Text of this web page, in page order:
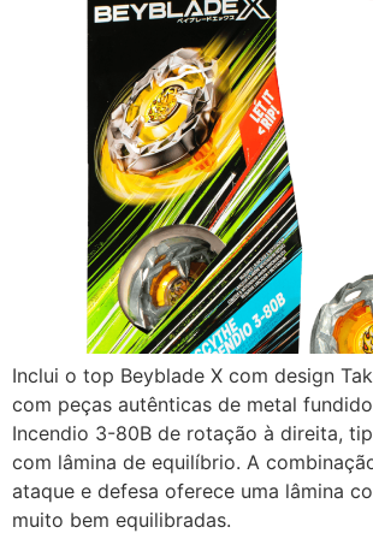
Inclui o top Beyblade X com design
com peças autênticas de metal
Incendio 3-80B de rotação à direita,
com lâmina de equilíbrio. A
ataque e defesa oferece uma lâmina
muito bem equilibradas.